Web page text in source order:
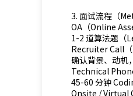
3. 面试流程（
OA（Online
1-2 道算法题（
Recruiter Call（
确认背景、动机
Technical
45-60 分钟
Onsite / Virtual